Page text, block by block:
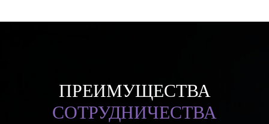
ПРЕИМУЩЕСТВА
СОТРУДНИЧЕСТВА